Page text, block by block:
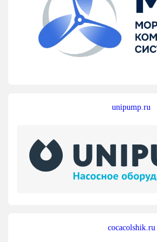
unipump.ru
cocacolshik.ru